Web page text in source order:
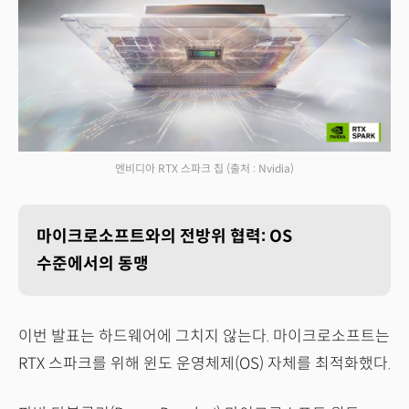
엔비디아 RTX 스파크 칩 (출처 : Nvidia)
마이크로소프트와의 전방위 협력: OS
수준에서의 동맹
이번 발표는 하드웨어에 그치지 않는다. 마이크로소프트는
RTX 스파크를 위해 윈도 운영체제(OS) 자체를 최적화했다.